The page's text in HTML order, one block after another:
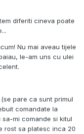
diferiti cineva poate
Nu mai aveau tijele
le-am uns cu ulei
pare ca sunt primul
comandate la
mi comande si kitul
rost sa platesc inca 20